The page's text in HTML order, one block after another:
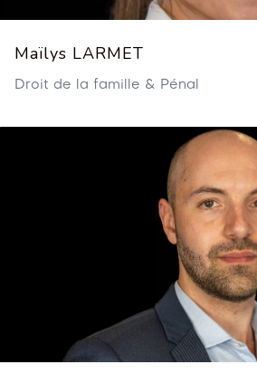
Maïlys LARMET
Droit de la famille & Pénal